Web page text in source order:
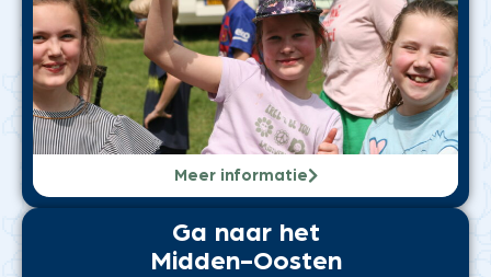
Meer informatie
Ga naar het
Midden-Oosten